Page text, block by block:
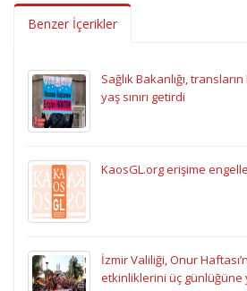
Benzer İçerikler
Sağlık Bakanlığı,
yaş sınırı getirdi
KaosGL.org erişime
İzmir Valiliği, Onur
etkinliklerini üç günlüğüne